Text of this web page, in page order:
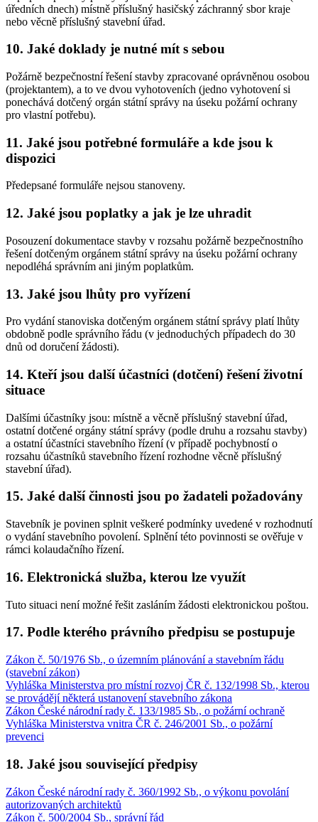
úředních dnech) místně příslušný hasičský záchranný sbor kraje
nebo věcně příslušný stavební úřad.
10. Jaké doklady je nutné mít s sebou
Požárně bezpečnostní řešení stavby zpracované oprávněnou osobou
(projektantem), a to ve dvou vyhotoveních (jedno vyhotovení si
ponechává dotčený orgán státní správy na úseku požární ochrany
pro vlastní potřebu).
11. Jaké jsou potřebné formuláře a kde jsou k
dispozici
Předepsané formuláře nejsou stanoveny.
12. Jaké jsou poplatky a jak je lze uhradit
Posouzení dokumentace stavby v rozsahu požárně bezpečnostního
řešení dotčeným orgánem státní správy na úseku požární ochrany
nepodléhá správním ani jiným poplatkům.
13. Jaké jsou lhůty pro vyřízení
Pro vydání stanoviska dotčeným orgánem státní správy platí lhůty
obdobně podle správního řádu (v jednoduchých případech do 30
dnů od doručení žádosti).
14. Kteří jsou další účastníci (dotčení) řešení životní
situace
Dalšími účastníky jsou: místně a věcně příslušný stavební úřad,
ostatní dotčené orgány státní správy (podle druhu a rozsahu stavby)
a ostatní účastníci stavebního řízení (v případě pochybností o
rozsahu účastníků stavebního řízení rozhodne věcně příslušný
stavební úřad).
15. Jaké další činnosti jsou po žadateli požadovány
Stavebník je povinen splnit veškeré podmínky uvedené v rozhodnutí
o vydání stavebního povolení. Splnění této povinnosti se ověřuje v
rámci kolaudačního řízení.
16. Elektronická služba, kterou lze využít
Tuto situaci není možné řešit zasláním žádosti elektronickou poštou.
17. Podle kterého právního předpisu se postupuje
Zákon č. 50/1976 Sb., o územním plánování a stavebním řádu
(stavební zákon)
Vyhláška Ministerstva pro místní rozvoj ČR č. 132/1998 Sb., kterou
se provádějí některá ustanovení stavebního zákona
Zákon České národní rady č. 133/1985 Sb., o požární ochraně
Vyhláška Ministerstva vnitra ČR č. 246/2001 Sb., o požární
prevenci
18. Jaké jsou související předpisy
Zákon České národní rady č. 360/1992 Sb., o výkonu povolání
autorizovaných architektů
Zákon č. 500/2004 Sb., správní řád